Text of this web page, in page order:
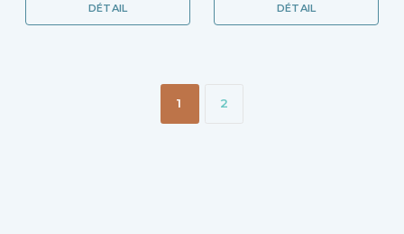
DÉTAIL DÉTAIL
1 2